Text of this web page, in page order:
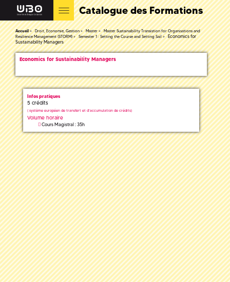
Catalogue des Formations
Accueil Droit, Economie, Gestion Master
Master Sustainability Transistion for Organisations and
Resilience Management (STORM)
Semester 1 : Setting the Course and Setting Sail
Economics for
Sustainability Managers
Economics for Sustainability Managers
Infos pratiques
5 crédits
( système européen de transfert et d'accumulation de crédits)
Volume horaire
Cours Magistral : 35h